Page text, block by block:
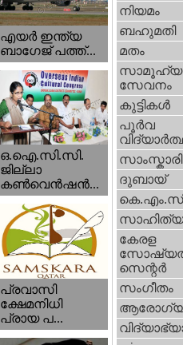
എയര്‍ ഇന്ത്യ
ബാഗേജ് പത്ത്...
ഒ.ഐ.സി.സി.
ജില്ലാ
കൺവെൻഷൻ...
പ്രവാസി
ക്ഷേമനിധി
പ്രായ പ...
നിയമം
ബഹുമതി
മതം
സാമൂഹ്യ
സേവനം
കുട്ടികള്‍
പൂര്‍വ
ദുബായ്‌
കേരള
സെന്റര്‍
സംഗീതം